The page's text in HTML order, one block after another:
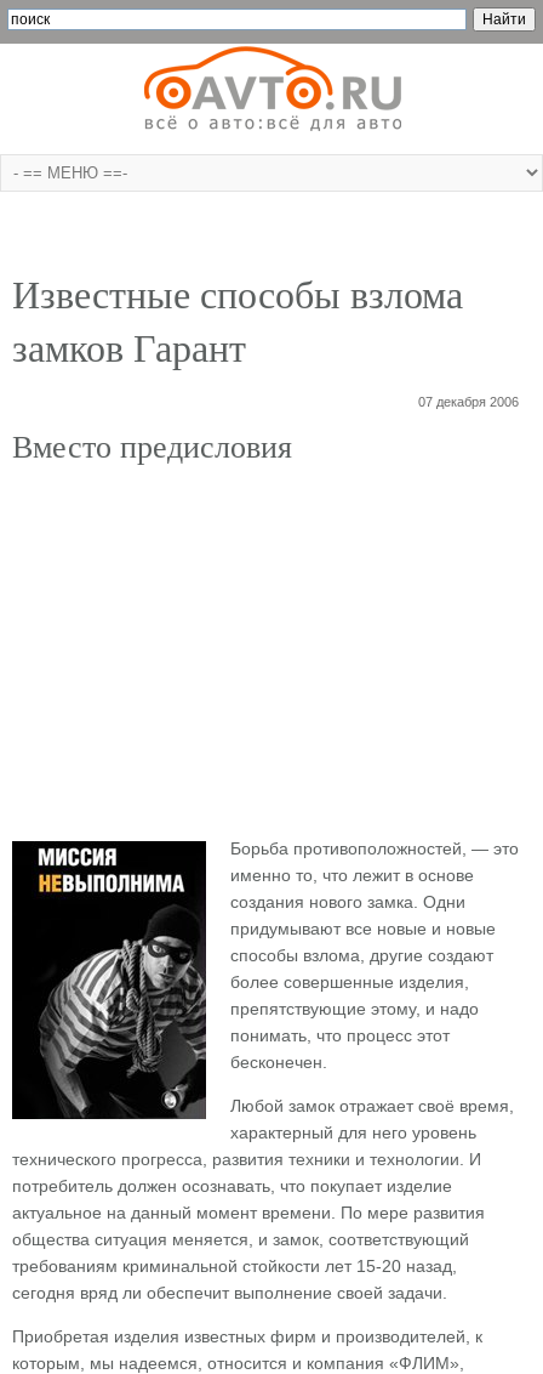
Известные способы взлома
замков Гарант
07 декабря 2006
Вместо предисловия
Борьба противоположностей, — это
именно то, что лежит в основе
создания нового замка. Одни
придумывают все новые и новые
способы взлома, другие создают
более совершенные изделия,
препятствующие этому, и надо
понимать, что процесс этот
бесконечен.
Любой замок отражает своё время,
характерный для него уровень
технического прогресса, развития техники и технологии. И
потребитель должен осознавать, что покупает изделие
актуальное на данный момент времени. По мере развития
общества ситуация меняется, и замок, соответствующий
требованиям криминальной стойкости лет 15-20 назад,
сегодня вряд ли обеспечит выполнение своей задачи.
Приобретая изделия известных фирм и производителей, к
которым, мы надеемся, относится и компания «ФЛИМ»,